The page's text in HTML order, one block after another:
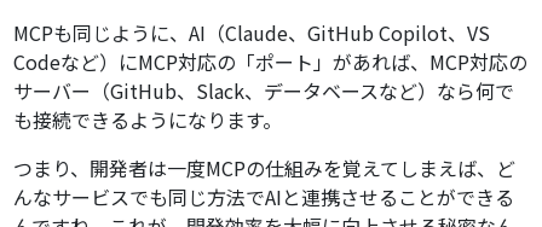
MCPも同じように、AI（Claude、GitHub Copilot、VS
Codeなど）にMCP対応の「ポート」があれば、MCP対応の
サーバー（GitHub、Slack、データベースなど）なら何で
も接続できるようになります。
つまり、開発者は一度MCPの仕組みを覚えてしまえば、ど
んなサービスでも同じ方法でAIと連携させることができる